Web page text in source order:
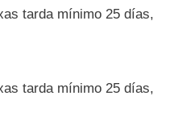
tarda mínimo 25 días,
tarda mínimo 25 días,